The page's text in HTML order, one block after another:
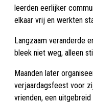
leerden eerlijker
elkaar vrij en werkten
Langzaam veranderde
bleek niet weg, alleen
Maanden later
verjaardagsfeest voor
vrienden, een